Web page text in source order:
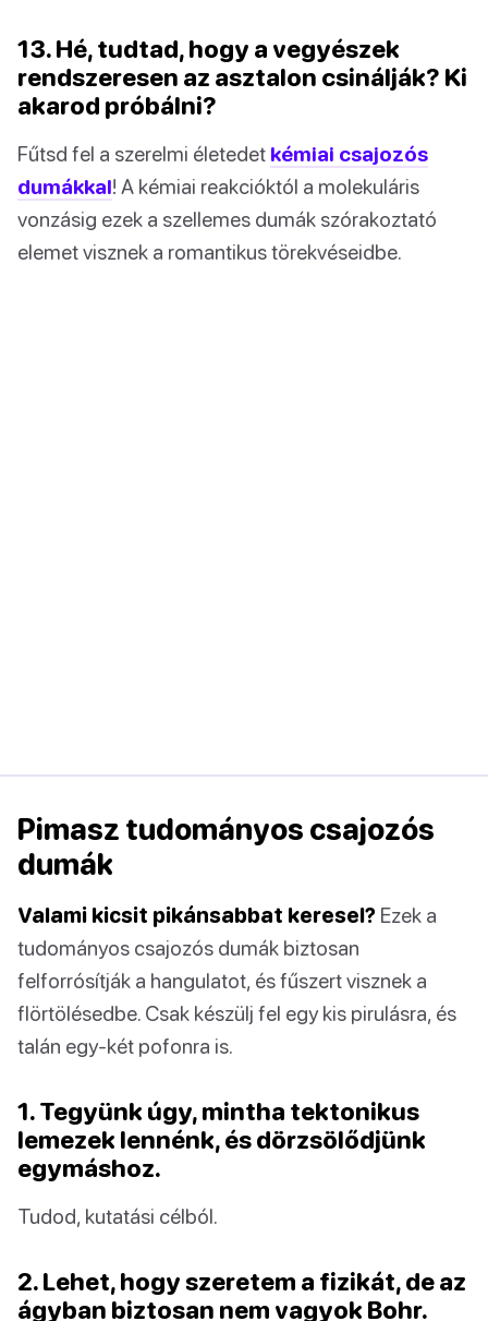
13. Hé, tudtad, hogy a vegyészek
rendszeresen az asztalon csinálják? Ki
akarod próbálni?
Fűtsd fel a szerelmi életedet kémiai csajozós
dumákkal! A kémiai reakcióktól a molekuláris
vonzásig ezek a szellemes dumák szórakoztató
elemet visznek a romantikus törekvéseidbe.
Pimasz tudományos csajozós
dumák
Valami kicsit pikánsabbat keresel? Ezek a
tudományos csajozós dumák biztosan
felforrósítják a hangulatot, és fűszert visznek a
flörtölésedbe. Csak készülj fel egy kis pirulásra, és
talán egy-két pofonra is.
1. Tegyünk úgy, mintha tektonikus
lemezek lennénk, és dörzsölődjünk
egymáshoz.
Tudod, kutatási célból.
2. Lehet, hogy szeretem a fizikát, de az
ágyban biztosan nem vagyok Bohr.